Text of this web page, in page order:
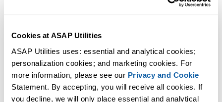
Cookies at ASAP Utilities
ASAP Utilities uses: essential and analytical cookies;
personalization cookies; and marketing cookies. For
more information, please see our Privacy and Cookie
Statement. By accepting, you will receive all cookies. If
you decline, we will only place essential and analytical